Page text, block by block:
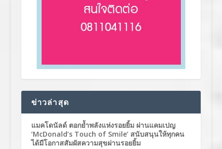
ข่าวล่าสุด
แมคโดนัลด์ ตอกย้ำพลังแห่งรอยยิ้ม ผ่านแคมเปญ
‘McDonald’s Touch of Smile’ สนับสนุนให้ทุกคน
ได้มีโอกาสสัมผัสความสุขผ่านรอยยิ้ม